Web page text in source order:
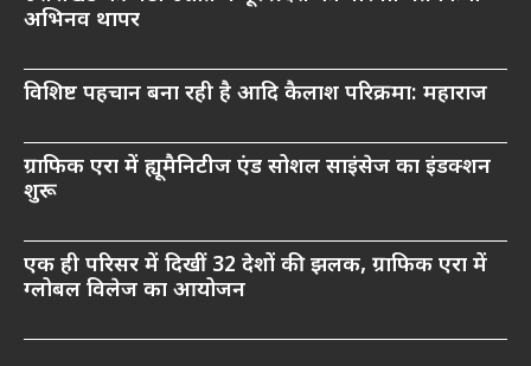
अभिनव थापर
विशिष्ट पहचान बना रही है आदि कैलाश परिक्रमा: महाराज
ग्राफिक एरा में ह्यूमैनिटीज एंड सोशल साइंसेज का इंडक्शन
शुरू
एक ही परिसर में दिखीं 32 देशों की झलक, ग्राफिक एरा में
ग्लोबल विलेज का आयोजन